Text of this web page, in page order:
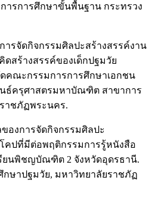
รการศึกษาขั้นพื้นฐาน กระทรวง
ารจัดกิจกรรมศิลปะสร้างสรรค์งาน
สร้างสรรค์ของเด็กปฐมวัย
ดคณะกรรมการการศึกษาเอกชน
ธ์ครุศาสตรมหาบัณฑิต สาขาการ
าชภัฏพระนคร.
ของการจัดกิจกรรมศิลปะ
คปที่มีต่อพฤติกรรมการรู้หนังสือ
ยนพิชญบัณฑิต 2 จังหวัดอุดรธานี.
ษาปฐมวัย, มหาวิทยาลัยราชภัฏ